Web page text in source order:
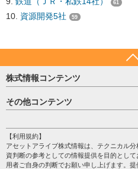
61
資源開発5社 59
株式情報コンテンツ
日経平均
売買シグナル
株テーマ情報
海外市況
その他コンテンツ
個人情報保護方針
プライバシーポリシー
会社案内
【利用規約】
アセットアライブ株式情報は、テクニカル
資判断の参考としての情報提供を目的とし
用者ご自身の判断でお願い申し上げます。